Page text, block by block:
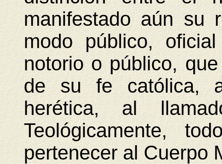
manifestado aún su
modo público,
notorio o público,
de su fe católica,
herética, al
Teológicamente,
pertenecer al Cuerpo